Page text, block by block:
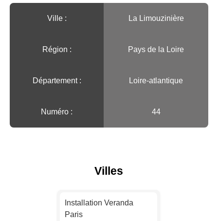
Ville :️ La Limouzinière
Région :️ Pays de la Loire
Département : Loire-atlantique
Numéro : 44
Villes
Installation Veranda
Paris